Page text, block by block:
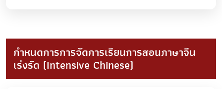
กำหนดการการจัดการเรียนการสอนภาษาจีน
เร่งรัด (Intensive Chinese)